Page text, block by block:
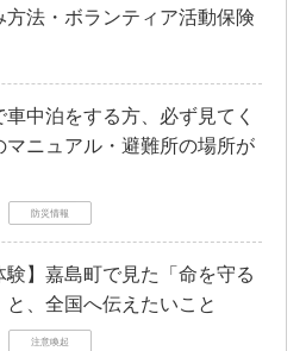
方法・ボランティア活動保険
中泊をする方、必ず見てく
マニュアル・避難所の場所が
防災情報
験】嘉島町で見た「命を守る
、全国へ伝えたいこと
注意喚起